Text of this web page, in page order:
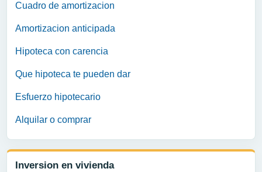
Cuadro de amortizacion
Amortizacion anticipada
Hipoteca con carencia
Que hipoteca te pueden dar
Esfuerzo hipotecario
Alquilar o comprar
Inversion en vivienda